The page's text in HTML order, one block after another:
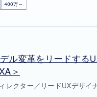
400万～
ル変革をリードする
＞
レクター／リードUXデザイ